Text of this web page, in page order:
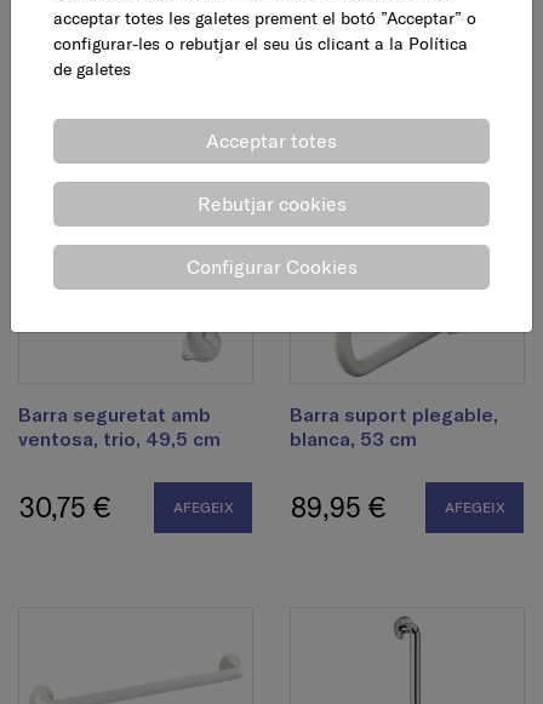
Barra seguretat amb
ventosa, 29 cm
18,95 € AFEGEIX
Barra seguretat amb
23,30 €
Barra seguretat amb
ventosa, trio, 49,5 cm
30,75 € AFEGEIX
Barra suport plegable,
blanca, 53 cm
89,95 € AFEGEIX
acceptar totes les galetes prement el botó ”Acceptar” o
configurar-les o rebutjar el seu ús clicant a la Política
de galetes
Acceptar totes
Rebutjar cookies
Configurar Cookies